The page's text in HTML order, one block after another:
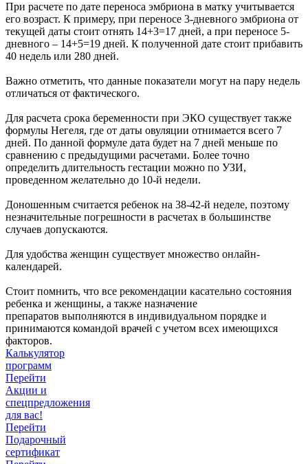
При расчете по дате переноса эмбриона в матку учитывается
его возраст. К примеру, при переносе 3-дневного эмбриона от
текущей даты стоит отнять 14+3=17 дней, а при переносе 5-
дневного – 14+5=19 дней. К полученной дате стоит прибавить
40 недель или 280 дней.
Важно отметить, что данные показатели могут на пару недель
отличаться от фактического.
Для расчета срока беременности при ЭКО существует также
формулы Негеля, где от даты овуляции отнимается всего 7
дней. По данной формуле дата будет на 7 дней меньше по
сравнению с предыдущими расчетами. Более точно
определить длительность гестации можно по УЗИ,
проведенном желательно до 10-й недели.
Доношенным считается ребенок на 38-42-й неделе, поэтому
незначительные погрешности в расчетах в большинстве
случаев допускаются.
Для удобства женщин существует множество онлайн-
календарей.
Стоит помнить, что все рекомендации касательно состояния
ребенка и женщины, а также назначение
препаратов выполняются в индивидуальном порядке и
принимаются командой врачей с учетом всех имеющихся
факторов.
Калькулятор
программ
Перейти
Акции и
спецпредложения
для вас!
Перейти
Подарочный
сертификат